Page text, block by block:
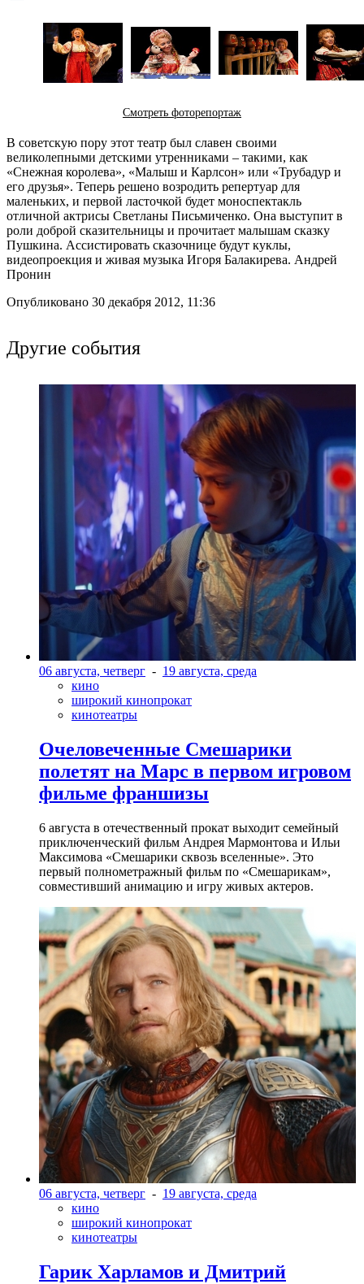
Смотреть фоторепортаж
В советскую пору этот театр был славен своими
великолепными детскими утренниками – такими, как
«Снежная королева», «Малыш и Карлсон» или «Трубадур и
его друзья». Теперь решено возродить репертуар для
маленьких, и первой ласточкой будет моноспектакль
отличной актрисы Светланы Письмиченко. Она выступит в
роли доброй сказительницы и прочитает малышам сказку
Пушкина. Ассистировать сказочнице будут куклы,
видеопроекция и живая музыка Игоря Балакирева. Андрей
Пронин
Опубликовано 30 декабря 2012, 11:36
Другие события
06 августа, четверг - 19 августа, среда
кино
широкий кинопрокат
кинотеатры
Очеловеченные Смешарики
полетят на Марс в первом игровом
фильме франшизы
6 августа в отечественный прокат выходит семейный
приключенческий фильм Андрея Мармонтова и Ильи
Максимова «Смешарики сквозь вселенные». Это
первый полнометражный фильм по «Смешарикам»,
совместивший анимацию и игру живых актеров.
06 августа, четверг - 19 августа, среда
кино
широкий кинопрокат
кинотеатры
Гарик Харламов и Дмитрий